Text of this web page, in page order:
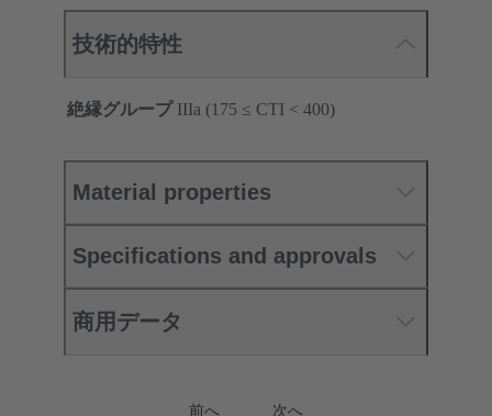
技術的特性
絶縁グループ IIIa (175 ≤ CTI < 400)
Material properties
Specifications and approvals
商用データ
前へ 次へ